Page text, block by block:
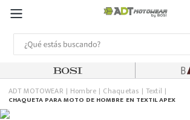
ADT MOTOWEAR Hombre Chaquetas Textil
CHAQUETA PARA MOTO DE HOMBRE EN TEXTIL APEX